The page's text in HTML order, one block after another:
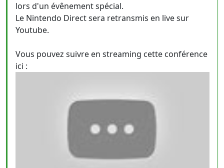
lors d'un évênement spécial.
Le Nintendo Direct sera retransmis en live sur
Youtube.
Vous pouvez suivre en streaming cette conférence
ici :